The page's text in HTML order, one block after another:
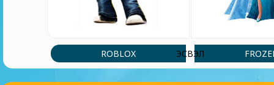
ROBLOX ЭСВЭЛ